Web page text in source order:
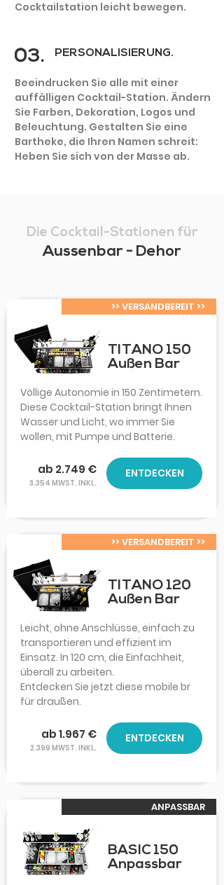
Cocktailstation leicht bewegen.
03. PERSONALISIERUNG.
Beeindrucken Sie alle mit einer
auffälligen Cocktail-Station. Ändern
Sie Farben, Dekoration, Logos und
Beleuchtung. Gestalten Sie eine
Bartheke, die Ihren Namen schreit:
Heben Sie sich von der Masse ab.
Die Cocktail-Stationen für
Aussenbar - Dehor
>> VERSANDBEREIT >>
TITANO 150
Außen Bar
Völlige Autonomie in 150 Zentimetern.
Diese Cocktail-Station bringt Ihnen
Wasser und Licht, wo immer Sie
wollen, mit Pumpe und Batterie.
ab 2.749 €
3.354 MWST. INKL.
ENTDECKEN
>> VERSANDBEREIT >>
TITANO 120
Außen Bar
Leicht, ohne Anschlüsse, einfach zu
transportieren und effizient im
Einsatz. In 120 cm, die Einfachheit,
überall zu arbeiten.
Entdecken Sie jetzt diese mobile br
für draußen.
ab 1.967 €
2.399 MWST. INKL.
ENTDECKEN
ANPASSBAR
BASIC 150
Anpassbar